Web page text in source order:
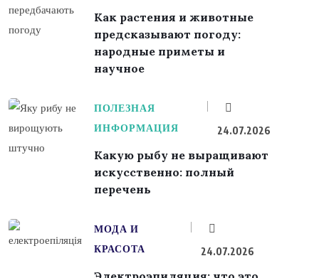
Как растения и животные
предсказывают погоду:
народные приметы и
научное
ПОЛЕЗНАЯ
ИНФОРМАЦИЯ
24.07.2026
Какую рыбу не выращивают
искусственно: полный
перечень
МОДА И
КРАСОТА
24.07.2026